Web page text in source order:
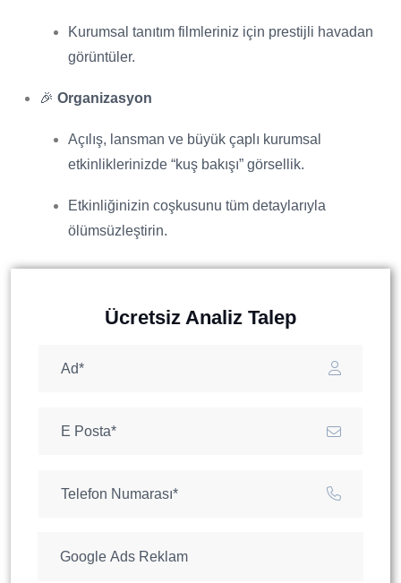
Kurumsal tanıtım filmleriniz için prestijli havadan
görüntüler.
🎉 Organizasyon
Açılış, lansman ve büyük çaplı kurumsal
etkinliklerinizde “kuş bakışı” görsellik.
Etkinliğinizin coşkusunu tüm detaylarıyla
ölümsüzleştirin.
Ücretsiz Analiz Talep